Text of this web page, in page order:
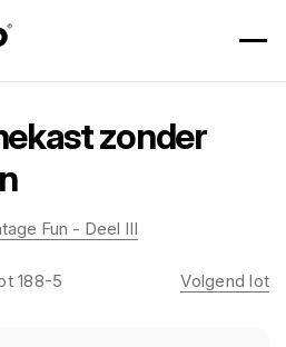
zonder
Fun - Deel III
188-5 Volgend lot